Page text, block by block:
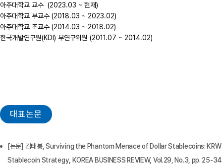
아주대학교 교수  (2023.03 ~ 현재)
아주대학교 부교수 (2018.03 ~ 2023.02)
아주대학교 조교수 (2014.03 ~ 2018.02)
한국개발연구원(KDI) 부연구위원 (2011.07 ~ 2014.02)
대표논문
[논문] 김태봉, Surviving the Phantom Menace of Dollar Stablecoins: KRW
Stablecoin Strategy, KOREA BUSINESS REVIEW, Vol.29, No.3, pp. 25-34